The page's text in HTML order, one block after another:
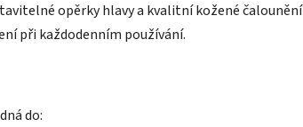
opěrky hlavy a kvalitní kožené čalounění
při každodenním používání.
do: